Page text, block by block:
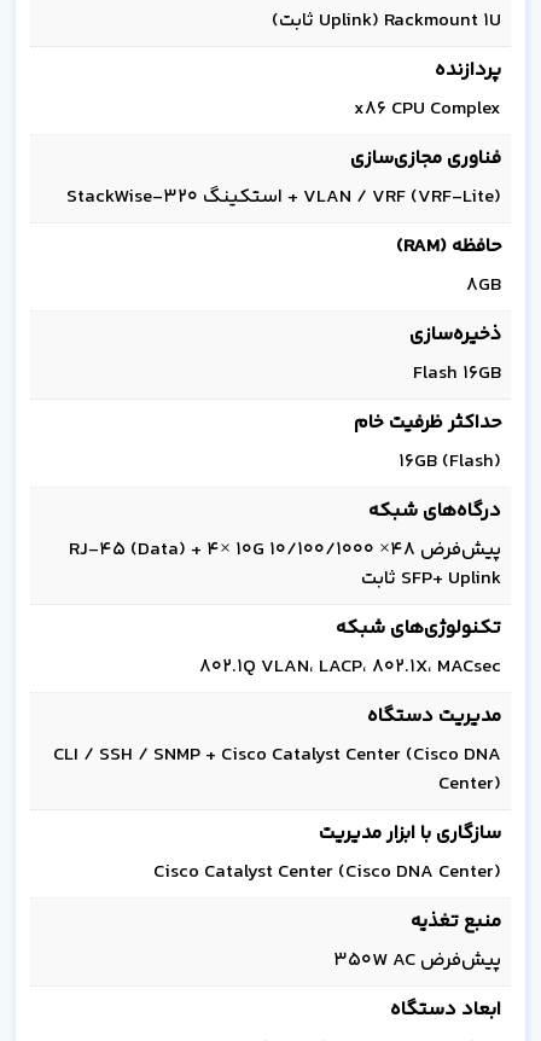
Rackmount 1U (Uplink ثابت)
پردازنده
x86 CPU Complex
فناوری مجازی‌سازی
VLAN / VRF (VRF-Lite) + استکینگ StackWise-320
حافظه (RAM)
8GB
ذخیره‌سازی
Flash 16GB
حداکثر ظرفیت خام
16GB (Flash)
درگاه‌های شبکه
پیش‌فرض 48× 10/100/1000 RJ-45 (Data) + 4× 10G
SFP+ Uplink ثابت
تکنولوژی‌های شبکه
802.1Q VLAN، LACP، 802.1X، MACsec
مدیریت دستگاه
CLI / SSH / SNMP + Cisco Catalyst Center (Cisco DNA
Center)
سازگاری با ابزار مدیریت
Cisco Catalyst Center (Cisco DNA Center)
منبع تغذیه
پیش‌فرض 350W AC
ابعاد دستگاه